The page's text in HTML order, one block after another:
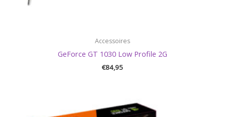
Accessoires
GeForce GT 1030 Low Profile 2G
€84,95